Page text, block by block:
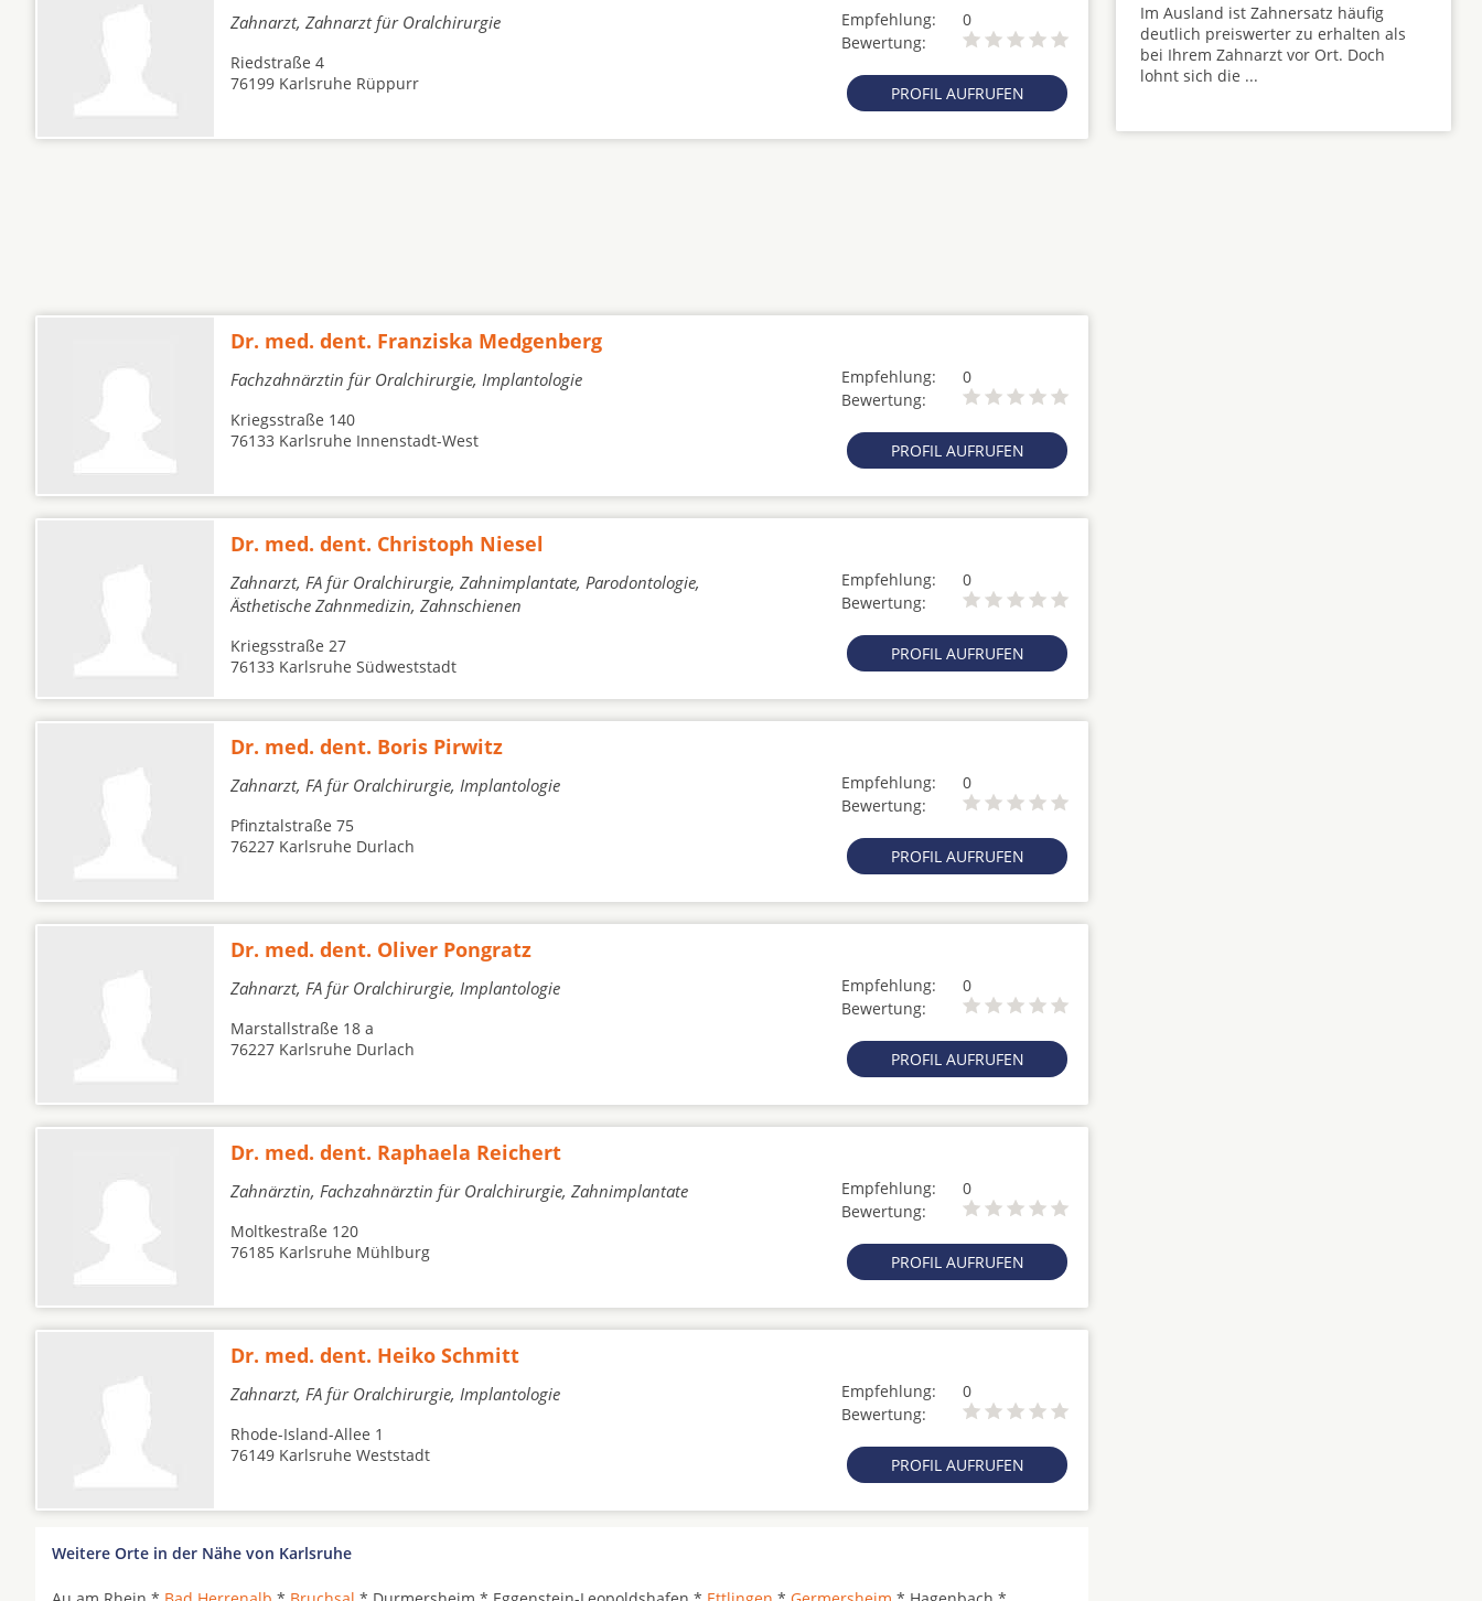
Zahnarzt, Zahnarzt für Oralchirurgie Empfehlung:
0
Bewertung:
PROFIL AUFRUFEN
Riedstraße 4
76199 Karlsruhe Rüppurr
Dr. med. dent. Franziska Medgenberg
Fachzahnärztin für Oralchirurgie, Implantologie Empfehlung:
0
Bewertung:
PROFIL AUFRUFEN
Kriegsstraße 140
76133 Karlsruhe Innenstadt-West
Dr. med. dent. Christoph Niesel
Zahnarzt, FA für Oralchirurgie, Zahnimplantate, Parodontologie,
Ästhetische Zahnmedizin, Zahnschienen
Empfehlung:
0
Bewertung:
PROFIL AUFRUFEN
Kriegsstraße 27
76133 Karlsruhe Südweststadt
Dr. med. dent. Boris Pirwitz
Zahnarzt, FA für Oralchirurgie, Implantologie Empfehlung:
0
Bewertung:
PROFIL AUFRUFEN
Pfinztalstraße 75
76227 Karlsruhe Durlach
Dr. med. dent. Oliver Pongratz
Zahnarzt, FA für Oralchirurgie, Implantologie Empfehlung:
0
Bewertung:
PROFIL AUFRUFEN
Marstallstraße 18 a
76227 Karlsruhe Durlach
Dr. med. dent. Raphaela Reichert
Zahnärztin, Fachzahnärztin für Oralchirurgie, Zahnimplantate Empfehlung:
0
Bewertung:
PROFIL AUFRUFEN
Moltkestraße 120
76185 Karlsruhe Mühlburg
Dr. med. dent. Heiko Schmitt
Zahnarzt, FA für Oralchirurgie, Implantologie Empfehlung:
0
Bewertung:
PROFIL AUFRUFEN
Rhode-Island-Allee 1
76149 Karlsruhe Weststadt
Weitere Orte in der Nähe von Karlsruhe
Im Ausland ist Zahnersatz häufig
deutlich preiswerter zu erhalten als
bei Ihrem Zahnarzt vor Ort. Doch
lohnt sich die ...